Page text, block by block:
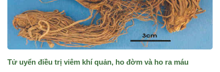
Tử uyển điều trị viêm khí quản, ho đờm và ho ra máu